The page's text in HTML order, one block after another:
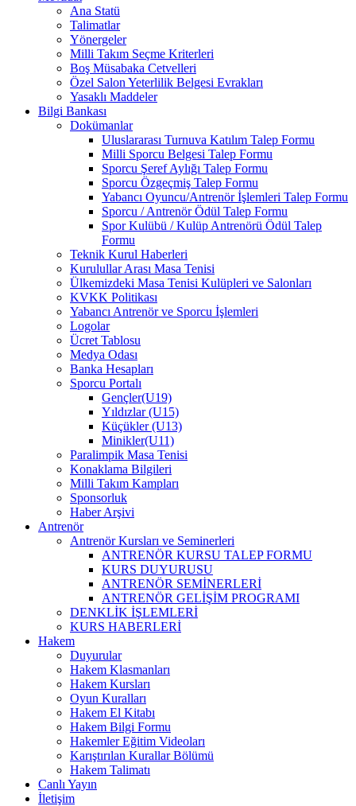
Ana Statü
Talimatlar
Yönergeler
Milli Takım Seçme Kriterleri
Boş Müsabaka Cetvelleri
Özel Salon Yeterlilik Belgesi Evrakları
Yasaklı Maddeler
Bilgi Bankası
Dokümanlar
Uluslararası Turnuva Katılım Talep Formu
Milli Sporcu Belgesi Talep Formu
Sporcu Şeref Aylığı Talep Formu
Sporcu Özgeçmiş Talep Formu
Yabancı Oyuncu/Antrenör İşlemleri Talep Formu
Sporcu / Antrenör Ödül Talep Formu
Spor Kulübü / Kulüp Antrenörü Ödül Talep
Formu
Teknik Kurul Haberleri
Kurulullar Arası Masa Tenisi
Ülkemizdeki Masa Tenisi Kulüpleri ve Salonları
KVKK Politikası
Yabancı Antrenör ve Sporcu İşlemleri
Logolar
Ücret Tablosu
Medya Odası
Banka Hesapları
Sporcu Portalı
Gençler(U19)
Yıldızlar (U15)
Küçükler (U13)
Minikler(U11)
Paralimpik Masa Tenisi
Konaklama Bilgileri
Milli Takım Kampları
Sponsorluk
Haber Arşivi
Antrenör
Antrenör Kursları ve Seminerleri
ANTRENÖR KURSU TALEP FORMU
KURS DUYURUSU
ANTRENÖR SEMİNERLERİ
ANTRENÖR GELİŞİM PROGRAMI
DENKLİK İŞLEMLERİ
KURS HABERLERİ
Hakem
Duyurular
Hakem Klasmanları
Hakem Kursları
Oyun Kuralları
Hakem El Kitabı
Hakem Bilgi Formu
Hakemler Eğitim Videoları
Karıştırılan Kurallar Bölümü
Hakem Talimatı
Canlı Yayın
İletişim